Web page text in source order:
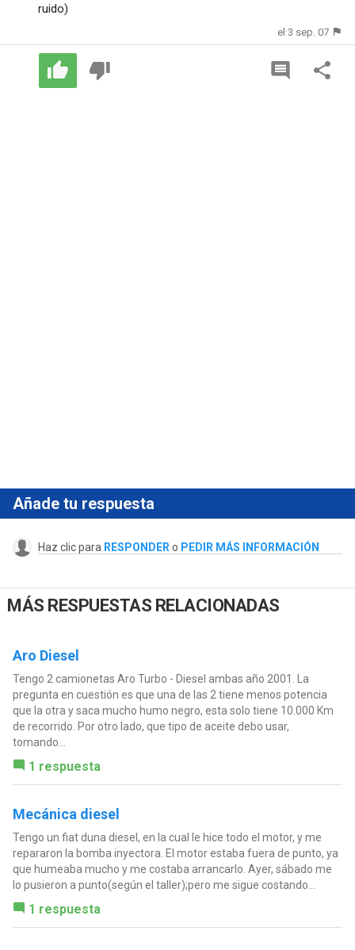
ruido)
el 3 sep. 07
Añade tu respuesta
Haz clic para RESPONDER o PEDIR MÁS INFORMACIÓN
MÁS RESPUESTAS RELACIONADAS
Aro Diesel
Tengo 2 camionetas Aro Turbo - Diesel ambas año 2001. La
pregunta en cuestión es que una de las 2 tiene menos potencia
que la otra y saca mucho humo negro, esta solo tiene 10.000 Km
de recorrido. Por otro lado, que tipo de aceite debo usar,
tomando...
1 respuesta
Mecánica diesel
Tengo un fiat duna diesel, en la cual le hice todo el motor, y me
repararon la bomba inyectora. El motor estaba fuera de punto, ya
que humeaba mucho y me costaba arrancarlo. Ayer, sábado me
lo pusieron a punto(según el taller);pero me sigue costando...
1 respuesta